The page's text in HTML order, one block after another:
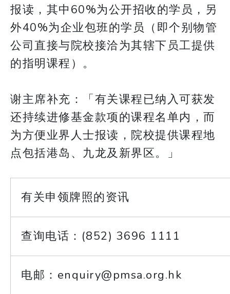
报读，其中60%为公开招收的学员，另
外40%为企业包班的学员（即个别物管
公司直接与院校接洽为其辖下员工提供
的指明课程）。
​​​​​​​谢主席补充：「有关课程已纳入可获发
还持续进修基金款项的课程名单内，而
为方便业界人士报读，院校提供课程地
点包括港岛、九龙及新界区。」
有关申领牌照的资讯
查询电话：(852) 3696 1111
电邮：enquiry@pmsa.org.hk